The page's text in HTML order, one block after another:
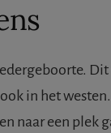
in het
naar een plek